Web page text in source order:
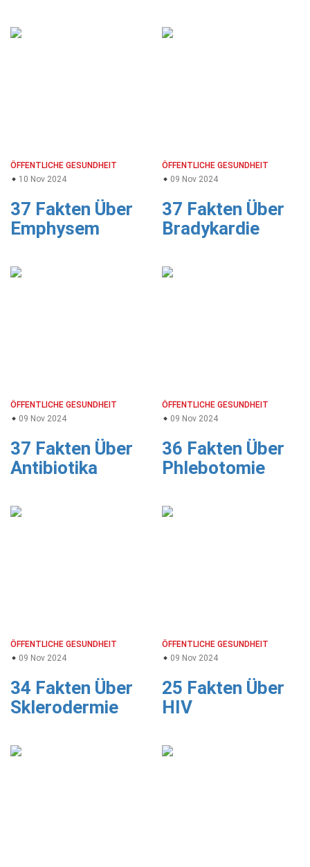
ÖFFENTLICHE GESUNDHEIT
10 Nov 2024
37 Fakten Über
Emphysem
ÖFFENTLICHE GESUNDHEIT
09 Nov 2024
37 Fakten Über
Bradykardie
ÖFFENTLICHE GESUNDHEIT
09 Nov 2024
37 Fakten Über
Antibiotika
ÖFFENTLICHE GESUNDHEIT
09 Nov 2024
36 Fakten Über
Phlebotomie
ÖFFENTLICHE GESUNDHEIT
09 Nov 2024
34 Fakten Über
Sklerodermie
ÖFFENTLICHE GESUNDHEIT
09 Nov 2024
25 Fakten Über
HIV